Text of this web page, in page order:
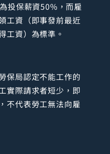
投保薪資50%，而雇
工資（即事發前最近
工資）為標準。
保局認定不能工作的
實際請求者短少，即
不代表勞工無法向雇